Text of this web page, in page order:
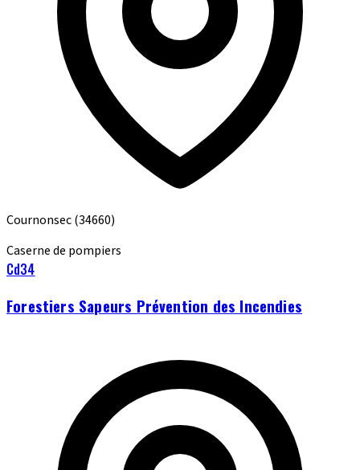
Cournonsec(34660)
Caserne de pompiers
Cd34
Forestiers Sapeurs Prévention des Incendies